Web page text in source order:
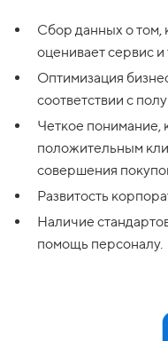
Сбор данных о том,
оценивает сервис
Оптимизация
соответствии с
Четкое понимание,
положительным
совершения
Развитость
Наличие
помощь персоналу.